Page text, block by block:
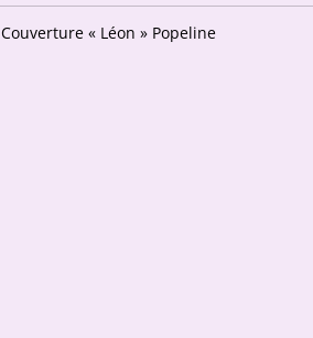
Couverture « Léon » Popeline